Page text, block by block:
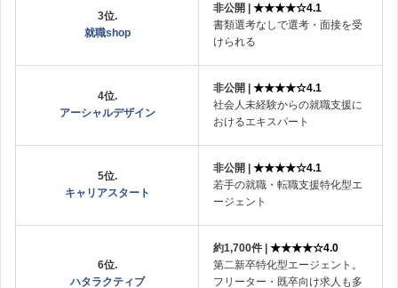
3位.
就職shop
非公開 | ★★★★☆4.1
書類選考なしで選考・面接を受
けられる
4位.
アーシャルデザイン
非公開 | ★★★★☆4.1
社会人未経験からの就職支援に
おけるエキスパート
5位.
キャリアスタート
非公開 | ★★★★☆4.1
若手の就職・転職支援特化型エ
ージェント
6位.
ハタラクティブ
約1,700件 | ★★★★☆4.0
第二新卒特化型エージェント。
フリーター・既卒向け求人も多